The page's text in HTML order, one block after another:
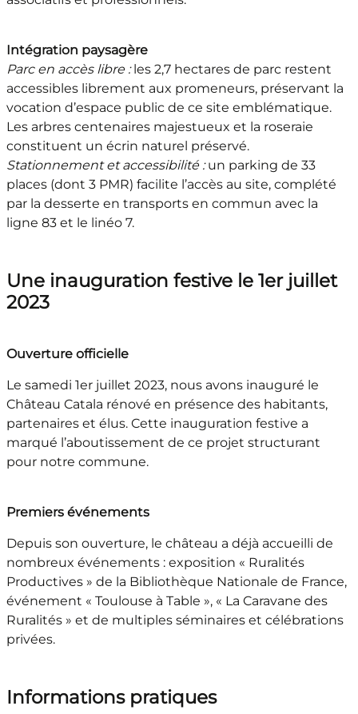
Intégration paysagère
Parc en accès libre :les 2,7 hectares de parc restent
accessibles librement aux promeneurs, préservant la
vocation d’espace public de ce site emblématique.
Les arbres centenaires majestueux et la roseraie
constituent un écrin naturel préservé.
Stationnement et accessibilité :un parking de 33
places (dont 3 PMR) facilite l’accès au site, complété
par la desserte en transports en commun avec la
ligne 83 et le linéo 7.
Une inauguration festive le 1er juillet
2023
Ouverture officielle
Le samedi 1er juillet 2023, nous avons inauguré le
Château Catala rénové en présence des habitants,
partenaires et élus. Cette inauguration festive a
marqué l’aboutissement de ce projet structurant
pour notre commune.
Premiers événements
Depuis son ouverture, le château a déjà accueilli de
nombreux événements : exposition « Ruralités
Productives » de la Bibliothèque Nationale de France,
événement « Toulouse à Table », « La Caravane des
Ruralités » et de multiples séminaires et célébrations
privées.
Informations pratiques